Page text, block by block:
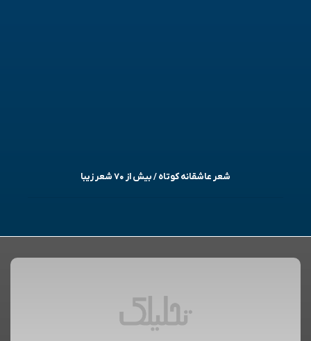
شعر عاشقانه کوتاه / بیش از ۷۰ شعر زیبا